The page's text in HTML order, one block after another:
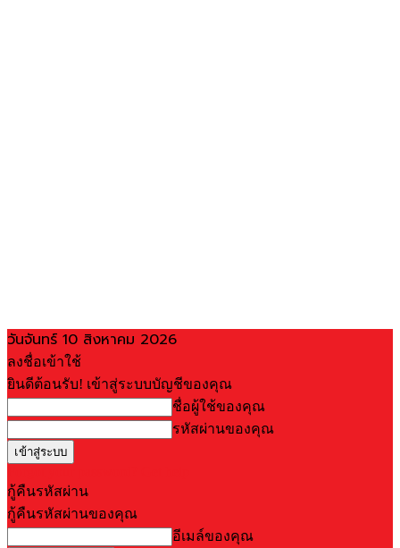
วันจันทร์ 10 สิงหาคม 2026
ลงชื่อเข้าใช้
ยินดีต้อนรับ! เข้าสู่ระบบบัญชีของคุณ
ชื่อผู้ใช้ของคุณ
รหัสผ่านของคุณ
กู้คืนรหัสผ่าน
กู้คืนรหัสผ่านของคุณ
อีเมล์ของคุณ